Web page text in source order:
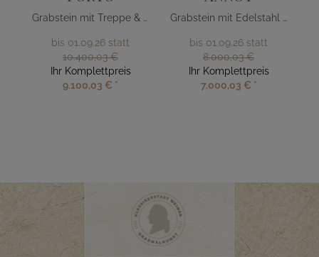
Grabstein mit Treppe & Edelstahl Kreuz
bis 01.09.26 statt
10.400,03 €
Ihr Komplettpreis
9.100,03 € *
Grabstein mit Edelstahl Baum
bis 01.09.26 statt
8.000,03 €
Ihr Komplettpreis
7.000,03 € *